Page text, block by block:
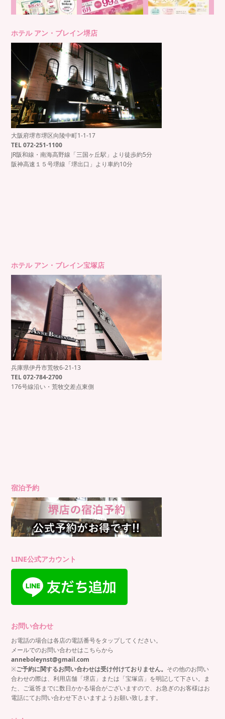
もっと見る
ホテル アン・ブレイン堺店
大阪府堺市堺区向陵中町1-1-17
TEL 072-251-1100
JR阪和線・南海高野線「三国ヶ丘駅」より徒歩約5分
阪神高速１５号堺線「堺出口」より車約10分
ホテル アン・ブレイン宝塚店
兵庫県伊丹市荒牧6-21-13
TEL 072-784-2700
176号線沿い・荒牧交差点東側
宿泊予約
LINE公式アカウント
お問い合わせ
お電話の場合は各店の電話番号をタップしてください。
メールでのお問い合わせはこちらから
anneboleynst@gmail.com
※ご予約に関するお問い合わせは受け付けておりません。 その他のお問い
合わせの際は、利用店舗「堺店」または「宝塚店」を明記して下さい。ま
た、ご返答までに数日かかる場合がございますので、お急ぎのお客様はお
電話にてお問い合わせ下さいますようお願い致します。